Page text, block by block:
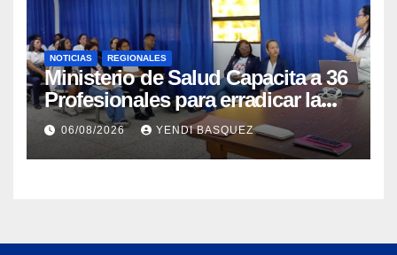
NOTICIAS REGIONALES
Ministerio de Salud Capacita a 36
Profesionales para erradicar la
Tuberculosis en Yaracuy
06/08/2026 YENDI BASQUEZ